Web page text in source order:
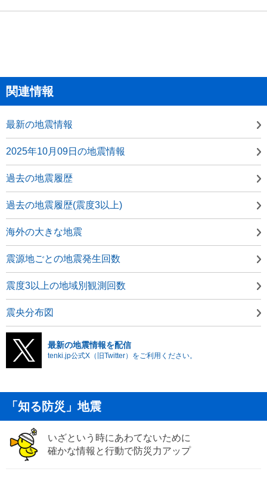
関連情報
最新の地震情報
2025年10月09日の地震情報
過去の地震履歴
過去の地震履歴(震度3以上)
海外の大きな地震
震源地ごとの地震発生回数
震度3以上の地域別観測回数
震央分布図
最新の地震情報を配信
tenki.jp公式X（旧Twitter）をご利用ください。
「知る防災」地震
いざという時にあわてないために
確かな情報と行動で防災力アップ